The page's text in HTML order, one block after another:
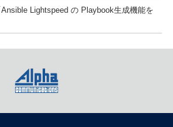
Lightspeed の Playbook生成機能を